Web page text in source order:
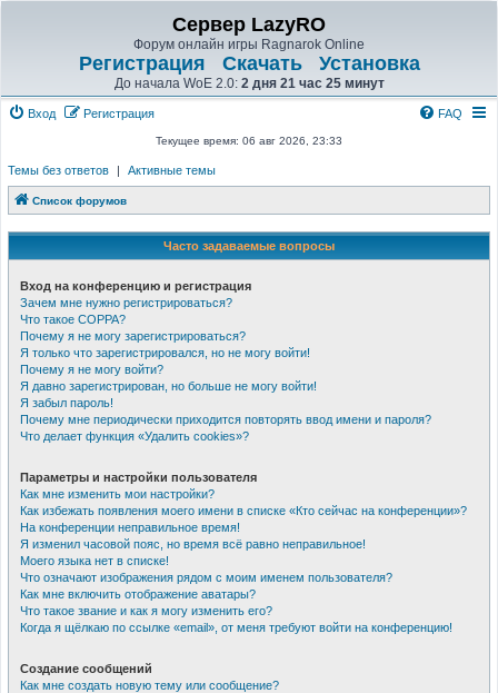
Сервер LazyRO
Форум онлайн игры Ragnarok Online
Регистрация Скачать Установка
До начала WoE 2.0: 2 дня 21 час 25 минут
Вход Регистрация FAQ
Текущее время: 06 авг 2026, 23:33
Темы без ответов | Активные темы
Список форумов
Часто задаваемые вопросы
Вход на конференцию и регистрация
Зачем мне нужно регистрироваться?
Что такое COPPA?
Почему я не могу зарегистрироваться?
Я только что зарегистрировался, но не могу войти!
Почему я не могу войти?
Я давно зарегистрирован, но больше не могу войти!
Я забыл пароль!
Почему мне периодически приходится повторять ввод имени и пароля?
Что делает функция «Удалить cookies»?
Параметры и настройки пользователя
Как мне изменить мои настройки?
Как избежать появления моего имени в списке «Кто сейчас на конференции»?
На конференции неправильное время!
Я изменил часовой пояс, но время всё равно неправильное!
Моего языка нет в списке!
Что означают изображения рядом с моим именем пользователя?
Как мне включить отображение аватары?
Что такое звание и как я могу изменить его?
Когда я щёлкаю по ссылке «email», от меня требуют войти на конференцию!
Создание сообщений
Как мне создать новую тему или сообщение?